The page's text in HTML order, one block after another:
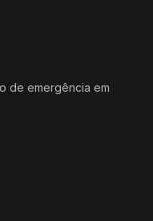
de emergência em